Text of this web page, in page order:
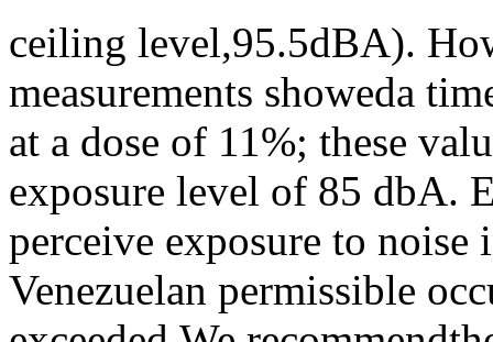
ceiling level,95.5dBA).
measurements showeda
at a dose of 11%; these
exposure level of 85 dbA.
perceive exposure to
Venezuelan permissible